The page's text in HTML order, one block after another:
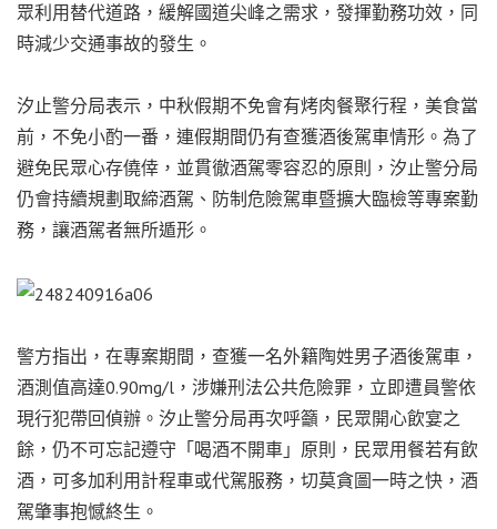
眾利用替代道路，緩解國道尖峰之需求，發揮勤務功效，同
時減少交通事故的發生。
汐止警分局表示，中秋假期不免會有烤肉餐聚行程，美食當
前，不免小酌一番，連假期間仍有查獲酒後駕車情形。為了
避免民眾心存僥倖，並貫徹酒駕零容忍的原則，汐止警分局
仍會持續規劃取締酒駕、防制危險駕車暨擴大臨檢等專案勤
務，讓酒駕者無所遁形。
警方指出，在專案期間，查獲一名外籍陶姓男子酒後駕車，
酒測值高達0.90mg/l，涉嫌刑法公共危險罪，立即遭員警依
現行犯帶回偵辦。汐止警分局再次呼籲，民眾開心飲宴之
餘，仍不可忘記遵守「喝酒不開車」原則，民眾用餐若有飲
酒，可多加利用計程車或代駕服務，切莫貪圖一時之快，酒
駕肇事抱憾終生。